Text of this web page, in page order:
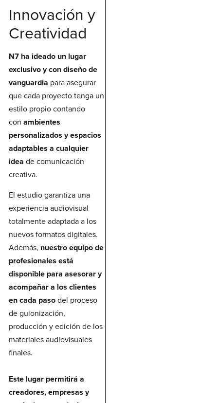
Innovación y
Creatividad
N7 ha ideado un lugar
exclusivo y con diseño de
vanguardia para asegurar
que cada proyecto tenga un
estilo propio contando
con ambientes
personalizados y espacios
adaptables a cualquier
idea de comunicación
creativa.
El estudio garantiza una
experiencia audiovisual
totalmente adaptada a los
nuevos formatos digitales.
Además, nuestro equipo de
profesionales está
disponible para asesorar y
acompañar a los clientes
en cada pasodel proceso
de guionización,
producción y edición de los
materiales audiovisuales
finales.
Este lugar permitirá a
creadores, empresas y